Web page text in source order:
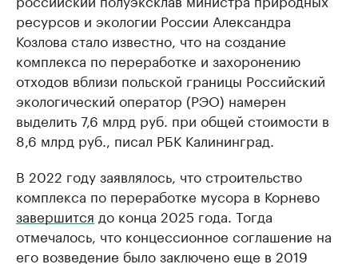
ресурсов и экологии России Александра
Козлова стало известно, что на создание
комплекса по переработке и захоронению
отходов вблизи польской границы Российский
экологический оператор (РЭО) намерен
выделить 7,6 млрд руб. при общей стоимости в
8,6 млрд руб., писал РБК Калининград.
В 2022 году заявлялось, что строительство
комплекса по переработке мусора в Корнево
завершится до конца 2025 года. Тогда
отмечалось, что концессионное соглашение на
его возведение было заключено еще в 2019